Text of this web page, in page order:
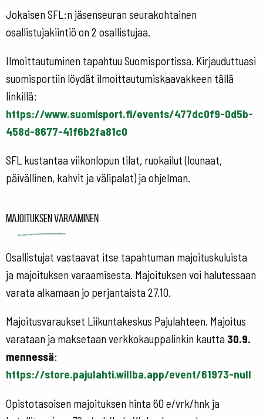
Jokaisen SFL:n jäsenseuran seurakohtainen
osallistujakiintiö on 2 osallistujaa.
Ilmoittautuminen tapahtuu Suomisportissa. Kirjauduttuasi
suomisportiin löydät ilmoittautumiskaavakkeen tällä
linkillä:
https://www.suomisport.fi/events/477dc0f9-0d5b-
458d-8677-41f6b2fa81c0
SFL kustantaa viikonlopun tilat, ruokailut (lounaat,
päivällinen, kahvit ja välipalat) ja ohjelman.
Majoituksen varaaminen
Osallistujat vastaavat itse tapahtuman majoituskuluista
ja majoituksen varaamisesta. Majoituksen voi halutessaan
varata alkamaan jo perjantaista 27.10.
Majoitusvaraukset Liikuntakeskus Pajulahteen. Majoitus
varataan ja maksetaan verkkokauppalinkin kautta 30.9.
mennessä:
https://store.pajulahti.willba.app/event/61973-null
Opistotasoisen majoituksen hinta 60 e/vrk/hnk ja